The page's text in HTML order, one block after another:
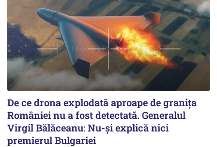
De ce drona explodată aproape de granița
României nu a fost detectată. Generalul
Virgil Bălăceanu: Nu-și explică nici
premierul Bulgariei